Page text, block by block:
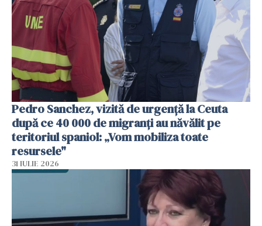
Pedro Sanchez, vizită de urgență la Ceuta
după ce 40 000 de migranți au năvălit pe
teritoriul spaniol: „Vom mobiliza toate
resursele"
31 IULIE 2026